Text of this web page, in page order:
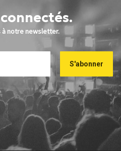
à notre newsletter.